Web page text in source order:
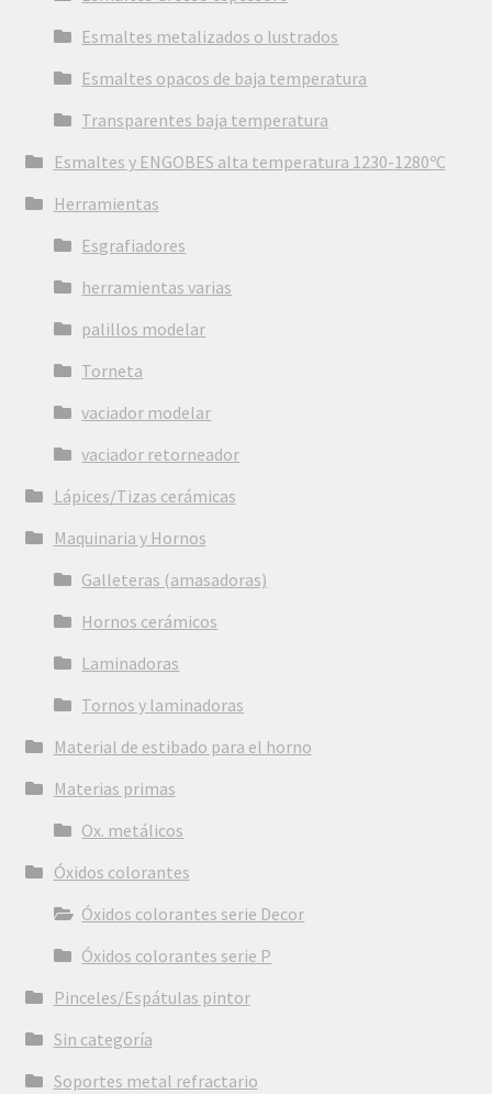
Esmaltes metalizados o lustrados
Esmaltes opacos de baja temperatura
Transparentes baja temperatura
Esmaltes y ENGOBES alta temperatura 1230-1280ºC
Herramientas
Esgrafiadores
herramientas varias
palillos modelar
Torneta
vaciador modelar
vaciador retorneador
Lápices/Tizas cerámicas
Maquinaria y Hornos
Galleteras (amasadoras)
Hornos cerámicos
Laminadoras
Tornos y laminadoras
Material de estibado para el horno
Materias primas
Ox. metálicos
Óxidos colorantes
Óxidos colorantes serie Decor
Óxidos colorantes serie P
Pinceles/Espátulas pintor
Sin categoría
Soportes metal refractario